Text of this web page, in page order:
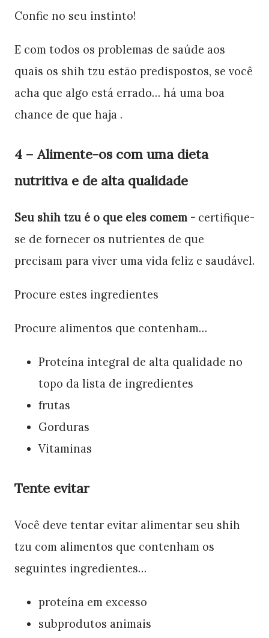
Confie no seu instinto!
E com todos os problemas de saúde aos
quais os shih tzu estão predispostos, se você
acha que algo está errado… há uma boa
chance de que haja .
4 – Alimente-os com uma dieta
nutritiva e de alta qualidade
Seu shih tzu é o que eles comem - certifique-
se de fornecer os nutrientes de que
precisam para viver uma vida feliz e saudável.
Procure estes ingredientes
Procure alimentos que contenham…
Proteína integral de alta qualidade no
topo da lista de ingredientes
frutas
Gorduras
Vitaminas
Tente evitar
Você deve tentar evitar alimentar seu shih
tzu com alimentos que contenham os
seguintes ingredientes…
proteína em excesso
subprodutos animais